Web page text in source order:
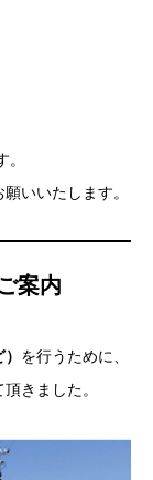
いいたします。
案内
を行うために、
きました。